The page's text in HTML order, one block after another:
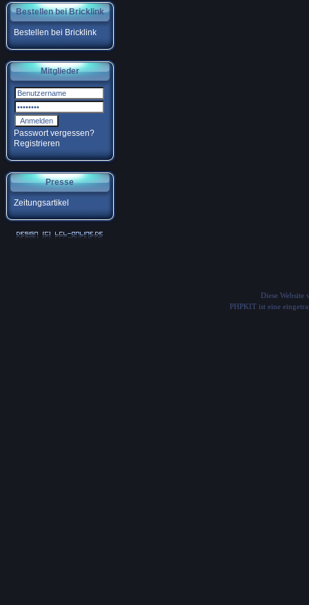
Bestellen bei Bricklink
Bestellen bei Bricklink
Mitglieder
Passwort vergessen?
Registrieren
Presse
Zeitungsartikel
Diese Website
PHPKIT ist eine